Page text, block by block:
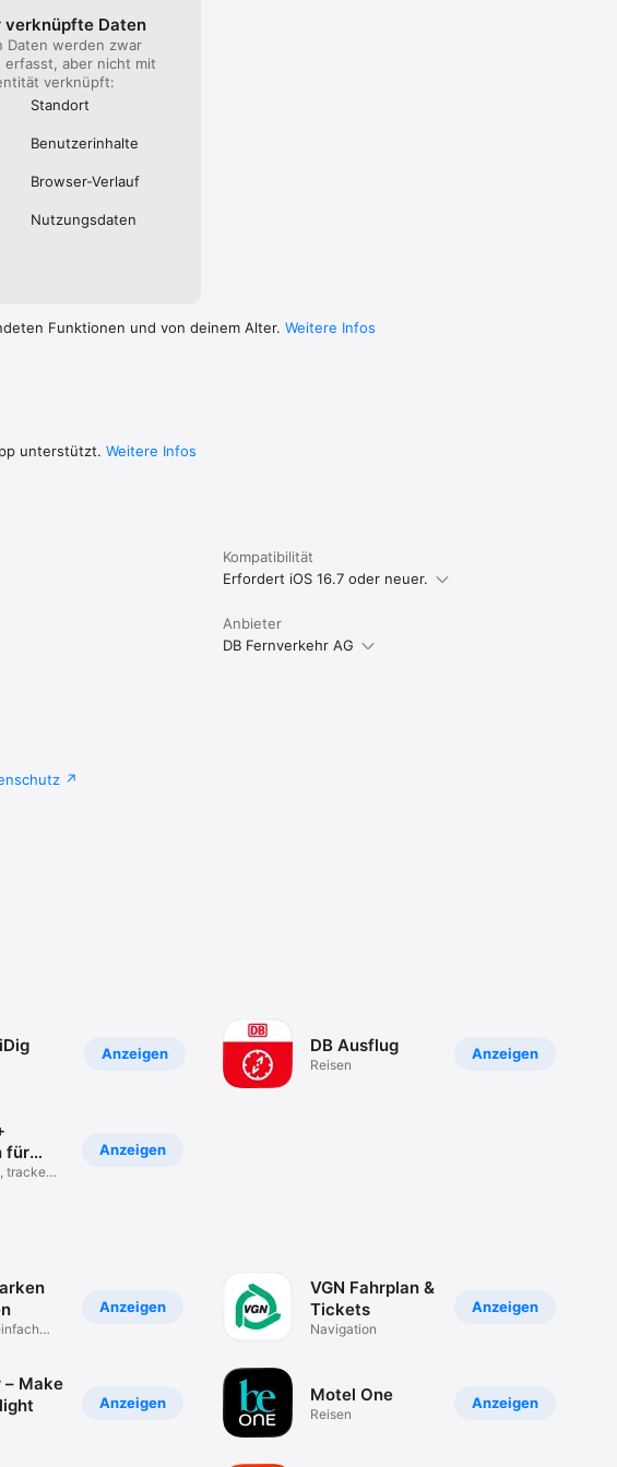
im MVV verschaffen.
Fahrplanabweichungen
verknüpfte Daten
Daten werden zwar
erfasst, aber nicht mit
verknüpft:
Standort
Benutzer­inhalte
Browser-Verlauf
Nutzungs­daten
Funktionen und von deinem Alter. Weitere Infos
unterstützt. Weitere Infos
Kompatibilität
Erfordert iOS 16.7 oder neuer.
Anbieter
DB Fernverkehr AG
Anzeigen
Anzeigen
für
tracken,
Anzeigen
DB Ausflug
Reisen
Anzeigen
Anzeigen
– Make
Anzeigen
VGN Fahrplan &
Tickets
Navigation
Anzeigen
Motel One
Reisen